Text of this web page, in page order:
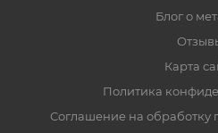
Блог о
Карта
Политика
Соглашение на обработку